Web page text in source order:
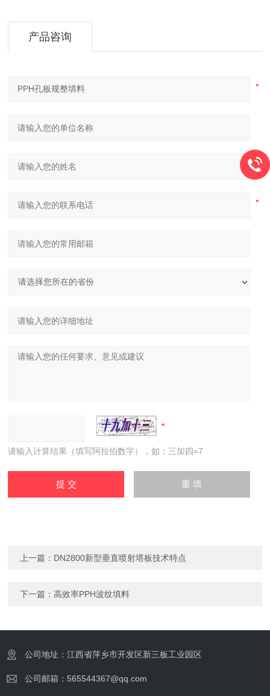
产品咨询
请输入计算结果（填写阿拉伯数字），如：三加四=7
上一篇： DN2800新型垂直喷射塔板技术特点
下一篇：高效率PPH波纹填料
公司地址：江西省萍乡市开发区新三板工业园区
公司邮箱：565544367@qq.com